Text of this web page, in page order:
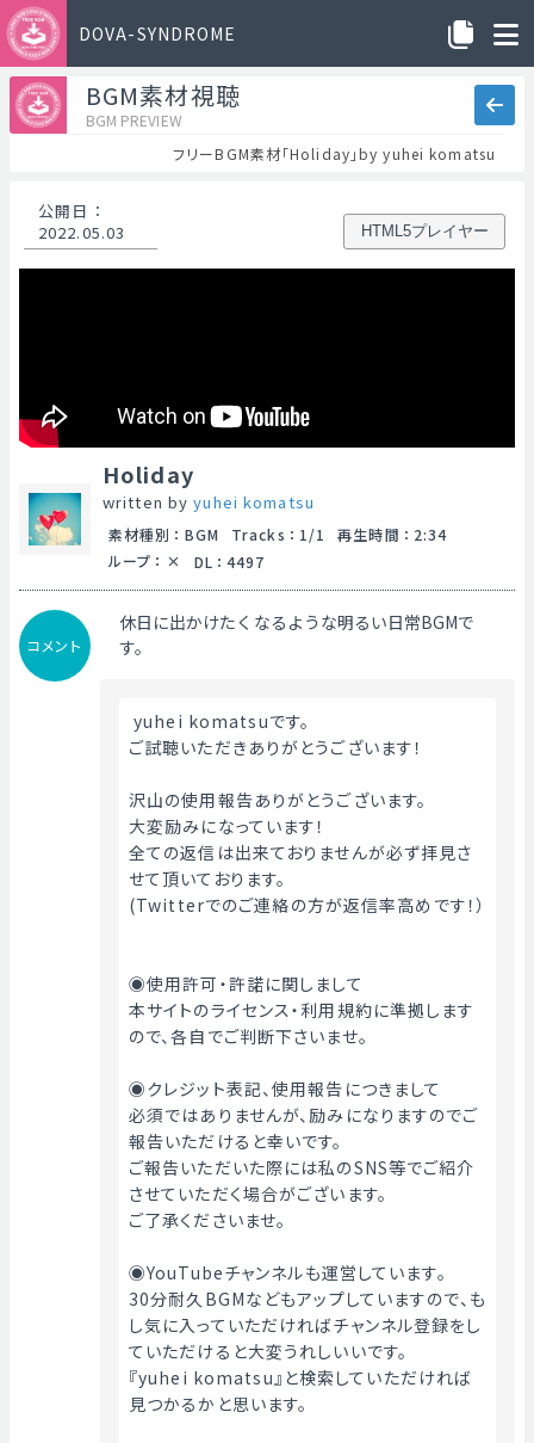
DOVA-SYNDROME
BGM素材視聴
BGM PREVIEW
フリーBGM素材「Holiday」by yuhei komatsu
公開日 ：
2022.05.03
HTML5プレイヤー
Holiday
written byyuhei komatsu
素材種別 ： BGM Tracks ： 1/1 再生時間 ： 2:34
ループ ： DL ： 4497
コメント
休日に出かけたくなるような明るい日常BGMで
す。
yuhei komatsuです。
ご試聴いただきありがとうございます！
沢山の使用報告ありがとうございます。
大変励みになっています！
全ての返信は出来ておりませんが必ず拝見さ
せて頂いております。
(Twitterでのご連絡の方が返信率高めです！）
◉使用許可・許諾に関しまして
本サイトのライセンス・利用規約に準拠します
ので、各自でご判断下さいませ。
◉クレジット表記、使用報告につきまして
必須ではありませんが、励みになりますのでご
報告いただけると幸いです。
ご報告いただいた際には私のSNS等でご紹介
させていただく場合がございます。
ご了承くださいませ。
◉YouTubeチャンネルも運営しています。
30分耐久BGMなどもアップしていますので、も
し気に入っていただければチャンネル登録をし
ていただけると大変うれしいいです。
『yuhei komatsu』と検索していただければ
見つかるかと思います。